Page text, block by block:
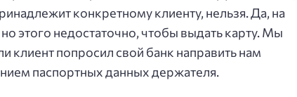
конкретному клиенту, нельзя. Да, на
этого недостаточно, чтобы выдать карту. Мы
клиент попросил свой банк направить нам
паспортных данных держателя.